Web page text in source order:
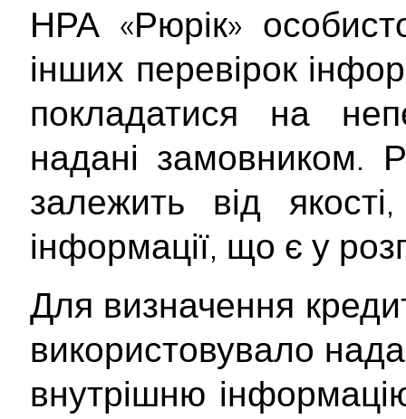
НРА «Рюрік»
інших перевірок
покладатися на
надані замовником.
залежить від
інформації, що є у
Для визначення
використовувало
внутрішню